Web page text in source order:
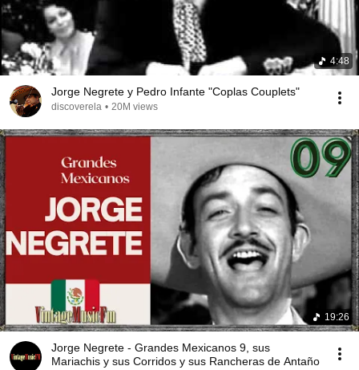
4:48
Jorge Negrete y Pedro Infante "Coplas Couplets"
discoverela • 20M views
19:26
Jorge Negrete - Grandes Mexicanos 9, sus
Mariachis y sus Corridos y sus Rancheras de Antaño